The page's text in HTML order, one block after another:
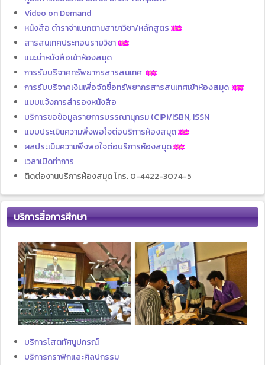
Video on Demand
หนังสือ ตำราจำแนกตามสาขาวิชา/หลักสูตร
สารสนเทศประกอบรายวิชา
แนะนำหนังสือเข้าห้องสมุด
การรับบริจาคทรัพยากรสารสนเทศ
การรับบริจาคเงินเพื่อจัดซื้อทรัพยากรสารสนเทศเข้าห้องสมุด
แบบแจ้งการสำรองหนังสือ
บริการขอข้อมูลรายการบรรณานุกรม (CIP)/ISBN, ISSN
แบบประเมินความพึงพอใจต่อบริการห้องสมุด
ผลประเมินความพึงพอใจต่อบริการห้องสมุด
เวลาเปิดทำการ
ติดต่องานบริการห้องสมุด โทร. 0-4422-3074-5
บริการสื่อการศึกษา
บริการโสตทัศนูปกรณ์
บริการกราฟิกและศิลปกรรม